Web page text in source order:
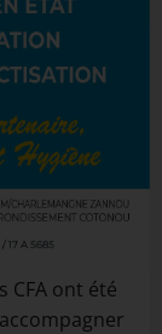
CFA ont été